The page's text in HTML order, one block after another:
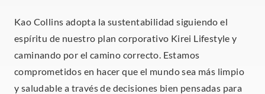
Kao Collins adopta la sustentabilidad siguiendo el
espíritu de nuestro plan corporativo Kirei Lifestyle y
caminando por el camino correcto. Estamos
comprometidos en hacer que el mundo sea más limpio
y saludable a través de decisiones bien pensadas para